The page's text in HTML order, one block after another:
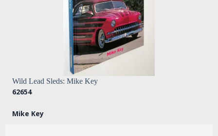
Wild Lead Sleds: Mike Key
62654
Mike Key